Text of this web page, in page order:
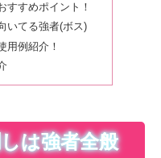
すすめポイント！
いてる強者(ボス)
用例紹介！
は強者全般